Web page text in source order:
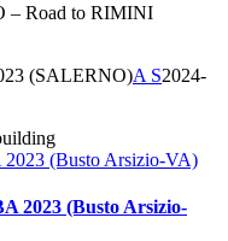
– Road to RIMINI
(SALERNO)A S2024-
(Busto Arsizio-VA)
2023 (Busto Arsizio-